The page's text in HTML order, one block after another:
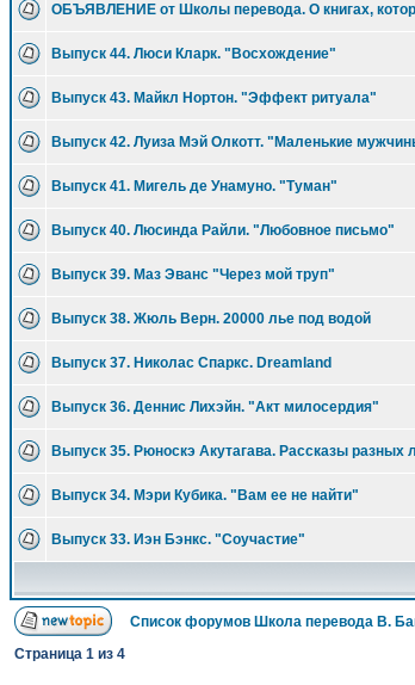
ОБЪЯВЛЕНИЕ от Школы перевода. О книгах,
Выпуск 44. Люси Кларк. "Восхождение"
Выпуск 43. Майкл Нортон. "Эффект ритуала"
Выпуск 42. Луиза Мэй Олкотт. "Маленькие
Выпуск 41. Мигель де Унамуно. "Туман"
Выпуск 40. Люсинда Райли. "Любовное письмо"
Выпуск 39. Маз Эванс "Через мой труп"
Выпуск 38. Жюль Верн. 20000 лье под водой
Выпуск 37. Николас Спаркс. Dreamland
Выпуск 36. Деннис Лихэйн. "Акт милосердия"
Выпуск 35. Рюноскэ Акутагава. Рассказы разных
Выпуск 34. Мэри Кубика. "Вам ее не найти"
Выпуск 33. Иэн Бэнкс. "Соучастие"
Список форумов Школа перевода В.
Страница 1 из 4